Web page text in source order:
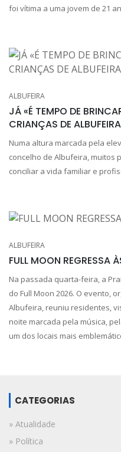
foi vítima a uma jovem de 21
ALBUFEIRA
JÁ «É TEMPO DE
CRIANÇAS DE ALBUFEIRA
Numa altura marcada pela
concelho de Albufeira, muitos
conciliar a vida familiar e
ALBUFEIRA
FULL MOON REGRESSA
Na passada quarta-feira, a
do Full Moon 2026. O evento,
Albufeira, reuniu residentes,
noite marcada pela música,
um dos locais mais
CATEGORIAS
» Atualidade
» Política